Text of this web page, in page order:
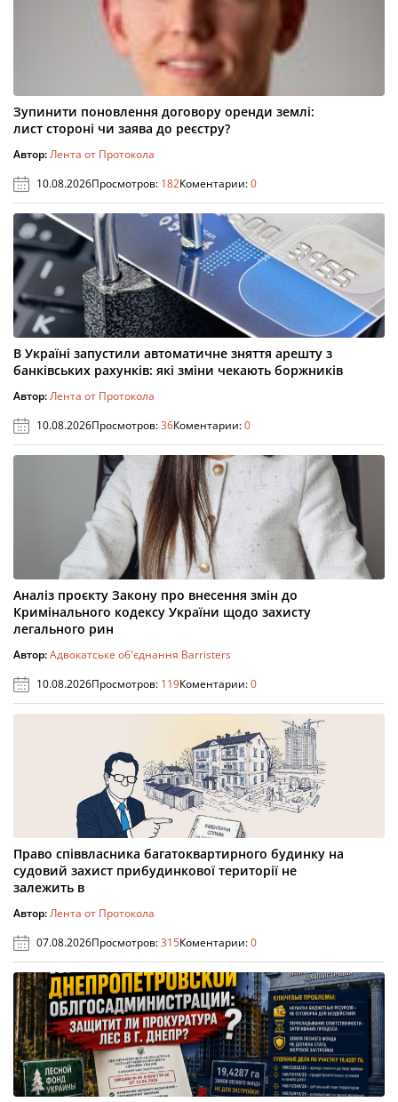
Зупинити поновлення договору оренди землі:
лист стороні чи заява до реєстру?
Автор:Лента от Протокола
10.08.2026Просмотров: 182Коментарии:0
В Україні запустили автоматичне зняття арешту з
банківських рахунків: які зміни чекають боржників
Автор:Лента от Протокола
10.08.2026Просмотров:36Коментарии:0
Аналіз проєкту Закону про внесення змін до
Кримінального кодексу України щодо захисту
легального рин
Автор:Адвокатське об'єднання Barristers
10.08.2026Просмотров: 119Коментарии:0
Право співвласника багатоквартирного будинку на
судовий захист прибудинкової території не
залежить в
Автор:Лента от Протокола
07.08.2026Просмотров:315Коментарии:0